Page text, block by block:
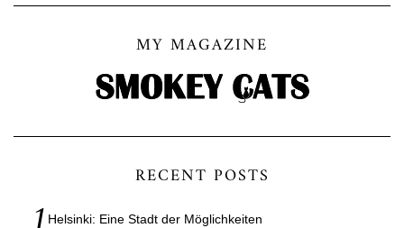
MY MAGAZINE
RECENT POSTS
Helsinki: Eine Stadt der Möglichkeiten